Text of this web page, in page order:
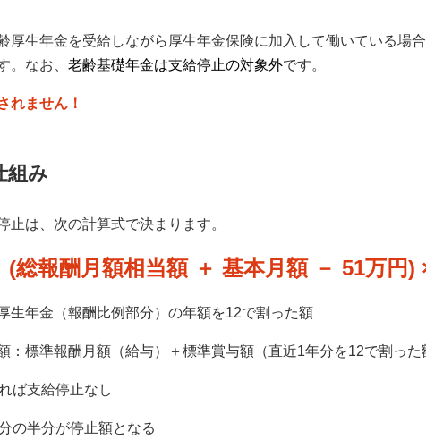
厚生年金を受給しながら厚生年金保険に加入して働いている場
。なお、 老齢基礎年金は支給停止の対象外です。
れません！
組み
止は、次の計算式で決まります。
(総報酬月額相当額 ＋ 基本月額 － 51万円)
生年金（報酬比例部分）の年額を12で割った額
：標準報酬月額（給与）＋標準賞与額（直近1年分を12で割った
ば支給停止なし
の半分が停止額となる